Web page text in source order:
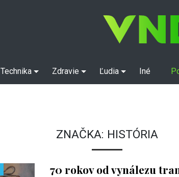
Technika Zdravie Ľudia Iné
ZNAČKA: HISTÓRIA
70 rokov od vynálezu